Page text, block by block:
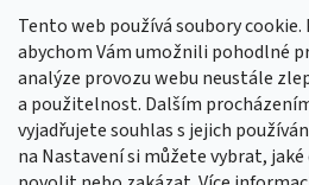
Tento web používá soubory cookie.
abychom Vám umožnili pohodlné
analýze provozu webu neustále
a použitelnost. Dalším
vyjadřujete souhlas s jejich
na Nastavení si můžete vybrat,
Přijímáme online platby